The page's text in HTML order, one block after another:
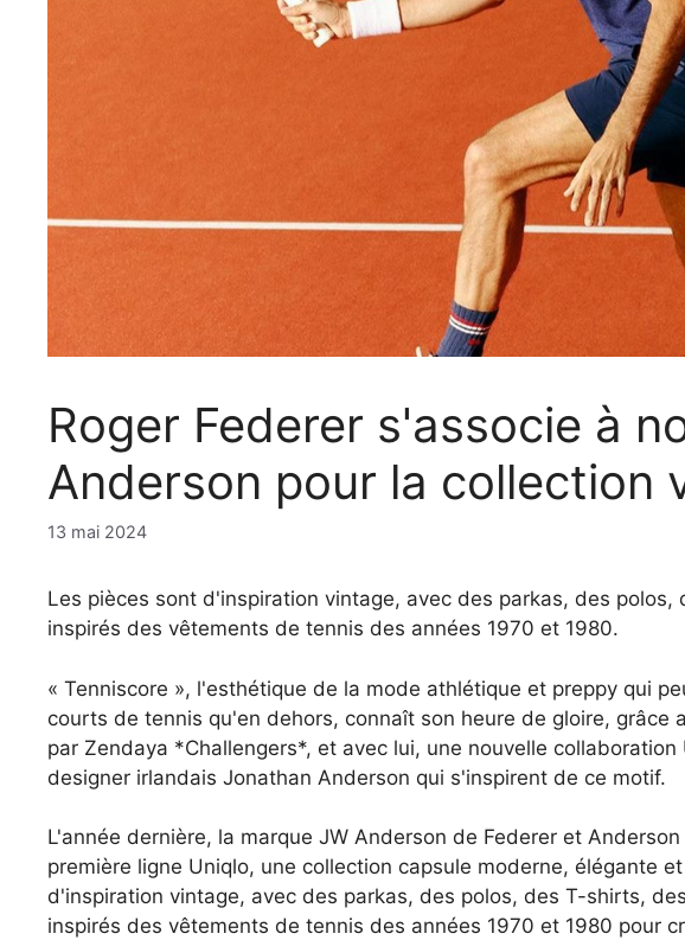
Roger Federer s'associe à
Anderson pour la collection
13 mai 2024
Les pièces sont d'inspiration vintage, avec des parkas, des polos,
inspirés des vêtements de tennis des années 1970 et 1980.
« Tenniscore », l'esthétique de la mode athlétique et preppy qui
courts de tennis qu'en dehors, connaît son heure de gloire, grâce
par Zendaya *Challengers*, et avec lui, une nouvelle collaboration
designer irlandais Jonathan Anderson qui s'inspirent de ce motif.
L'année dernière, la marque JW Anderson de Federer et
première ligne Uniqlo, une collection capsule moderne, élégante
d'inspiration vintage, avec des parkas, des polos, des T-shirts,
inspirés des vêtements de tennis des années 1970 et 1980 pour